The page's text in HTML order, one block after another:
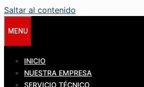
Saltar al contenido
MENU
INICIO
NUESTRA EMPRESA
SERVICIO TÉCNICO